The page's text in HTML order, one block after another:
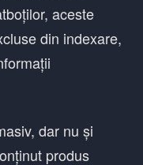
aceste
din indexare,
dar nu și
produs